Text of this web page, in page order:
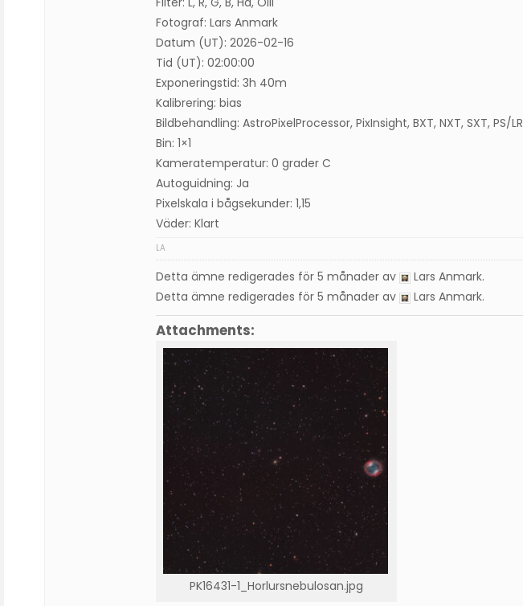
Fotograf: Lars Anmark
Datum (UT): 2026-02-16
Tid (UT): 02:00:00
Exponeringstid: 3h 40m
Kalibrering: bias
Bildbehandling: AstroPixelProcessor, PixInsight, BXT, NXT, SXT, PS/LR
Bin: 1×1
Kameratemperatur: 0 grader C
Autoguidning: Ja
Pixelskala i bågsekunder: 1,15
Väder: Klart
LA
Detta ämne redigerades för 5 månader av Lars Anmark.
Detta ämne redigerades för 5 månader av
Lars Anmark.
Attachments:
PK16431-1_Horlursnebulosan.jpg